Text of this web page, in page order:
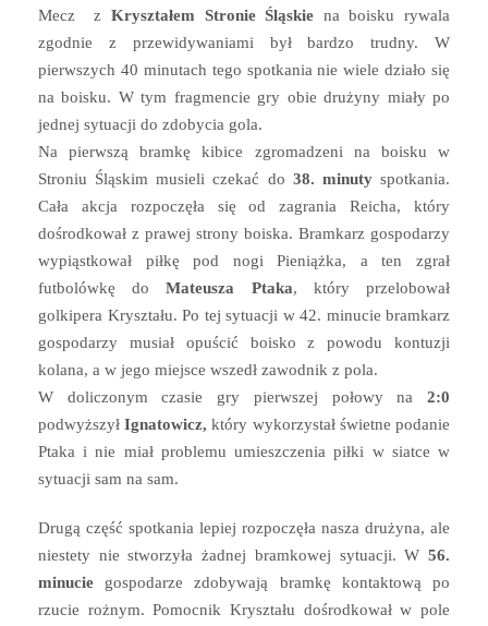
Mecz z Kryształem Stronie Śląskie na boisku rywala
zgodnie z przewidywaniami był bardzo trudny. W
pierwszych 40 minutach tego spotkania nie wiele działo się
na boisku. W tym fragmencie gry obie drużyny miały po
jednej sytuacji do zdobycia gola.
Na pierwszą bramkę kibice zgromadzeni na boisku w
Stroniu Śląskim musieli czekać do 38. minutyspotkania.
Cała akcja rozpoczęła się od zagrania Reicha, który
dośrodkował z prawej strony boiska. Bramkarz gospodarzy
wypiąstkował piłkę pod nogi Pieniążka, a ten zgrał
futbolówkę doMateusza Ptaka, który przelobował
golkipera Kryształu. Po tej sytuacji w 42. minucie bramkarz
gospodarzy musiał opuścić boisko z powodu kontuzji
kolana, a w jego miejsce wszedł zawodnik z pola.
W doliczonym czasie gry pierwszej połowy na 2:0
podwyższył Ignatowicz, który wykorzystał świetne podanie
Ptaka i nie miał problemu umieszczenia piłki w siatce w
sytuacji sam na sam.
Drugą część spotkania lepiej rozpoczęła nasza drużyna, ale
niestety nie stworzyła żadnej bramkowej sytuacji. W 56.
minucie gospodarze zdobywają bramkę kontaktową po
rzucie rożnym. Pomocnik Kryształu dośrodkował w pole